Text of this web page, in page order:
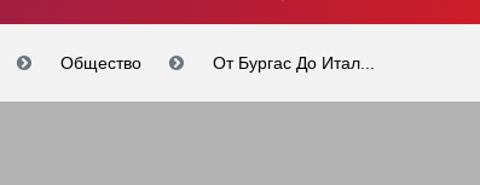
Общество От Бургас До Итал...